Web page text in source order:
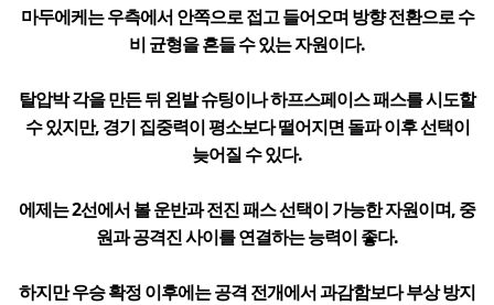
마두에케는 우측에서 안쪽으로 접고 들어오며 방향 전환으로 수
비 균형을 흔들 수 있는 자원이다.
탈압박 각을 만든 뒤 왼발 슈팅이나 하프스페이스 패스를 시도할
수 있지만, 경기 집중력이 평소보다 떨어지면 돌파 이후 선택이
늦어질 수 있다.
에제는 2선에서 볼 운반과 전진 패스 선택이 가능한 자원이며, 중
원과 공격진 사이를 연결하는 능력이 좋다.
하지만 우승 확정 이후에는 공격 전개에서 과감함보다 부상 방지